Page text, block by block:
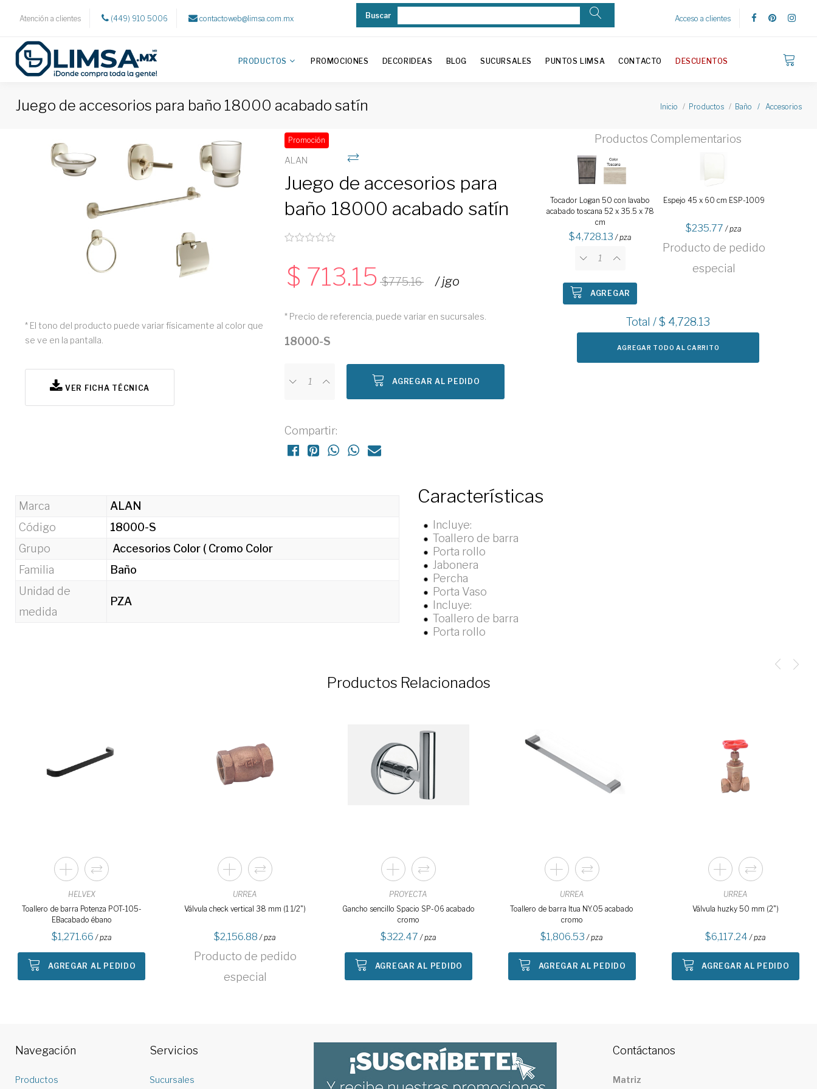
Atención a clientes (449) 910 5006 contactoweb@limsa.com.mx Buscar Acceso a clientes
PRODUCTOS PROMOCIONES DECORIDEAS BLOG SUCURSALES PUNTOS LIMSA CONTACTO DESCUENTOS
Juego de accesorios para baño 18000 acabado satín Inicio Productos Baño / Accesorios
* El tono del producto puede variar físicamente al color que
se ve en la pantalla.
VER FICHA TÉCNICA
Promoción
ALAN
Juego de accesorios para
baño 18000 acabado satín
713.15 775.16 / jgo
* Precio de referencia, puede variar en sucursales.
18000-S
AGREGAR AL PEDIDO
Compartir:
Productos Complementarios
Tocador Logan 50 con lavabo
acabado toscana 52 x 35.5 x 78
cm
4,728.13 / pza
AGREGAR
Espejo 45 x 60 cm ESP-1009
235.77 / pza
Producto de pedido
especial
Total / $ 4,728.13
AGREGAR TODO AL CARRITO
Marca
ALAN
Código
18000-S
Grupo
Accesorios Color ( Cromo Color
Familia
Baño
Unidad de
medida
PZA
Características
Incluye:
Toallero de barra
Porta rollo
Jabonera
Percha
Porta Vaso
Incluye:
Toallero de barra
Porta rollo
Productos Relacionados
HELVEX
Toallero de barra Potenza POT-105-
EBacabado ébano
1,271.66 / pza
AGREGAR AL PEDIDO
URREA
Válvula check vertical 38 mm (1 1/2")
2,156.88 / pza
Producto de pedido
especial
PROYECTA
Gancho sencillo Spacio SP-06 acabado
cromo
322.47 / pza
AGREGAR AL PEDIDO
URREA
Toallero de barra Itua NY.05 acabado
cromo
1,806.53 / pza
AGREGAR AL PEDIDO
URREA
Válvula huzky 50 mm (2")
6,117.24 / pza
AGREGAR AL PEDIDO
Navegación
Productos
Servicios
Sucursales
Contáctanos
Matriz